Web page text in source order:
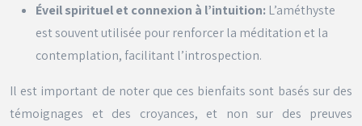
Éveil spirituel et connexion à l’intuition: L’améthyste
est souvent utilisée pour renforcer la méditation et la
contemplation, facilitant l’introspection.
Il est important de noter que ces bienfaits sont basés sur des
témoignages et des croyances, et non sur des preuves